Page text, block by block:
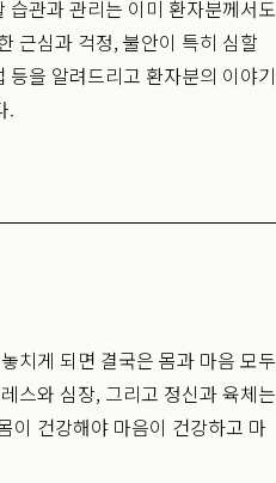
관과 관리는 이미 환자분께서도
근심과 걱정, 불안이 특히 심할
을 알려드리고 환자분의 이야기
.
치게 되면 결국은 몸과 마음 모두
스와 심장, 그리고 정신과 육체는
이 건강해야 마음이 건강하고 마